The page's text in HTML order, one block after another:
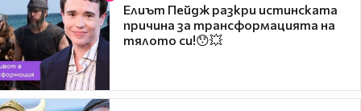
Елиът Пейдж разкри истинската
причина за трансформацията на
тялото си!😯💥